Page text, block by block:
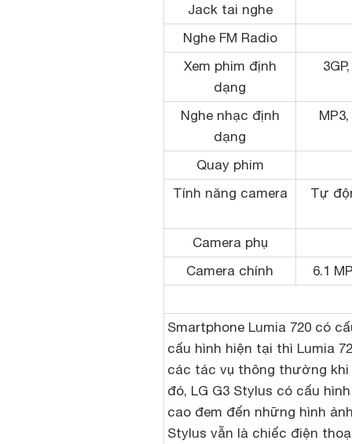
Jack tai nghe
Nghe FM Radio
Xem phim định
dạng
Nghe nhạc định
dạng
Quay phim
Tính năng camera
Tự
Camera phụ
Camera chính
6.1
Smartphone Lumia 720 có
cấu hình hiện tại thì Lumia
các tác vụ thông thường khi
đó, LG G3 Stylus có cấu
cao đem đến những hình
Stylus vẫn là chiếc điện